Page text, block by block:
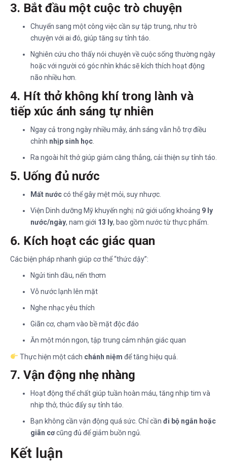
3. Bắt đầu một cuộc trò chuyện
Chuyển sang một công việc cần sự tập trung, như trò
chuyện với ai đó, giúp tăng sự tỉnh táo.
Nghiên cứu cho thấy nói chuyện về cuộc sống thường ngày
hoặc với người có góc nhìn khác sẽ kích thích hoạt động
não nhiều hơn.
4. Hít thở không khí trong lành và
tiếp xúc ánh sáng tự nhiên
Ngay cả trong ngày nhiều mây, ánh sáng vẫn hỗ trợ điều
chỉnh nhịp sinh học
Ra ngoài hít thở giúp giảm căng thẳng, cải thiện sự tỉnh táo.
5. Uống đủ nước
Mất nướccó thể gây mệt mỏi, suy nhược.
Viện Dinh dưỡng Mỹ khuyến nghị: nữ giới uống khoảng 9 ly
nước/ngày, nam giới 13 ly, bao gồm nước từ thực phẩm.
6. Kích hoạt các giác quan
Các biện pháp nhanh giúp cơ thể “thức dậy”:
Ngửi tinh dầu, nến thơm
Vỗ nước lạnh lên mặt
Nghe nhạc yêu thích
Giãn cơ, chạm vào bề mặt độc đáo
Ăn một món ngon, tập trung cảm nhận giác quan
Thực hiện một cách chánh niệm để tăng hiệu quả.
7. Vận động nhẹ nhàng
Hoạt động thể chất giúp tuần hoàn máu, tăng nhịp tim và
nhịp thở, thúc đẩy sự tỉnh táo.
Bạn không cần vận động quá sức. Chỉ cần đi bộ ngắn hoặc
giãn cơcũng đủ để giảm buồn ngủ.
Kết luận